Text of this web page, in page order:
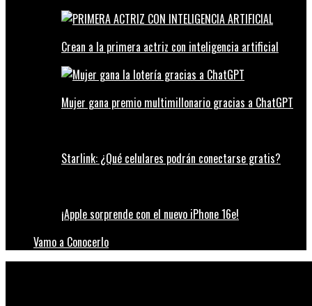
Crean a la primera actriz con inteligencia artificial
Mujer gana premio multimillonario gracias a ChatGPT
Starlink: ¿Qué celulares podrán conectarse gratis?
¡Apple sorprende con el nuevo iPhone 16e!
Vamo a Conocerlo